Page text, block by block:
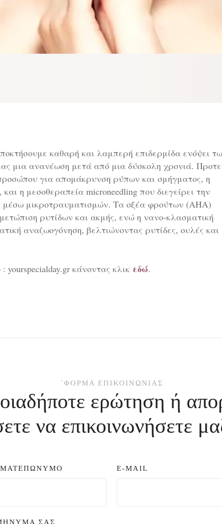
καθαρή και λαμπερή επιδερμίδα ενόψει
μια ανανέωση μετά από μια δύσκολη χρονιά.
για απομάκρυνση ρύπων και σμήγματος, η
η μεσοθεραπεία microneedling που διεγείρει την
μικροτραυματισμών. Τα οξέα φρούτων (AHA)
ρυτίδων και ακμής, ενώ η νανο-κλασματική
αναζωογόνηση, βελτιώνοντας ρυτίδες, ουλές και
κάνοντας κλικ εδώ.
΄ΦΌΡΜΑ ΕΠΙΚΟΙΝΩΝΊΑΣ
ερώτηση ή
να επικοινωνήσετε
E-MAIL
ΣΑΣ